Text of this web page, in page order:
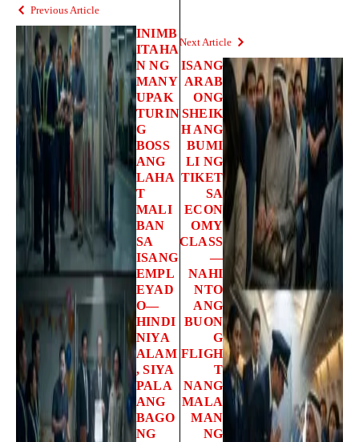
Previous Article
INIMB
ITAHA
N NG
MANY
UPAK
TURIN
G
BOSS
ANG
LAHA
T
MALI
BAN
SA
ISANG
EMPL
EYAD
O—
HINDI
NIYA
ALAM
, SIYA
PALA
ANG
BAGO
NG
Next Article
ISANG
ARAB
ONG
SHEIK
H ANG
BUMI
LI NG
TIKET
SA
ECON
OMY
CLASS
—
NAHI
NTO
ANG
BUON
G
FLIGH
T
NANG
MALA
MAN
NG